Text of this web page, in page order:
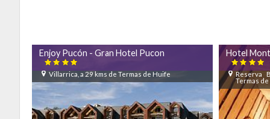
Enjoy Pucón - Gran Hotel Pucon

Villarrica, a 29 kms de Termas de Huife
Hotel

Reserva
Termas